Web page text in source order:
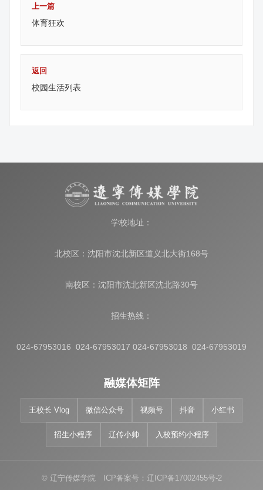
上一篇
体育狂欢
返回
校园生活列表
学校地址：
北校区：沈阳市沈北新区道义北大街168号
南校区：沈阳市沈北新区沈北路30号
招生热线：
024-67953016 024-67953017 024-67953018 024-67953019
融媒体矩阵
王校长 Vlog 微信公众号 视频号 抖音 小红书
招生小程序 辽传小帅 入校预约小程序
© 辽宁传媒学院 ICP备案号：辽ICP备17002455号-2